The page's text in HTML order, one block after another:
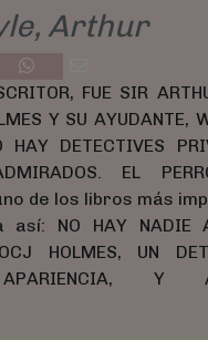
Arthur
FUE SIR
Y SU AYUDANTE,
HAY DETECTIVES
EL
de los libros más
NO HAY NADIE
HOLMES, UN
Y